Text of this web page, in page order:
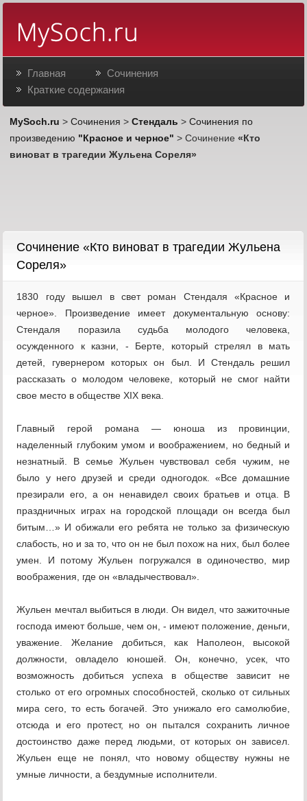
Главная
Сочинения
Краткие содержания
MySoch.ru >Сочинения >Стендаль >Сочинения по
произведению "Красное и черное" > Сочинение«Кто
виноват в трагедии Жульена Сореля»
Cочинение «Кто виноват в трагедии Жульена
Сореля»
1830 году вышел в свет роман Стендаля «Красное и
черное». Произведение имеет документальную основу:
Стендаля поразила судьба молодого человека,
осужденного к казни, - Берте, который стрелял в мать
детей, гувернером которых он был. И Стендаль решил
рассказать о молодом человеке, который не смог найти
свое место в обществе XIX века.
Главный герой романа — юноша из провинции,
наделенный глубоким умом и воображением, но бедный и
незнатный. В семье Жульен чувствовал себя чужим, не
было у него друзей и среди одногодок. «Все домашние
презирали его, а он ненавидел своих братьев и отца. В
праздничных играх на городской площади он всегда был
битым…» И обижали его ребята не только за физическую
слабость, но и за то, что он не был похож на них, был более
умен. И потому Жульен погружался в одиночество, мир
воображения, где он «владычествовал».
Жульен мечтал выбиться в люди. Он видел, что зажиточные
господа имеют больше, чем он, - имеют положение, деньги,
уважение. Желание добиться, как Наполеон, высокой
должности, овладело юношей. Он, конечно, усек, что
возможность добиться успеха в обществе зависит не
столько от его огромных способностей, сколько от сильных
мира сего, то есть богачей. Это унижало его самолюбие,
отсюда и его протест, но он пытался сохранить личное
достоинство даже перед людьми, от которых он зависел.
Жульен еще не понял, что новому обществу нужны не
умные личности, а бездумные исполнители.